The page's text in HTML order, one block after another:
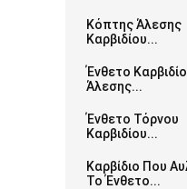
Κόπτης Άλεσης
Καρβιδίου...
Ένθετο
Άλεσης...
Ένθετο Τόρνου
Καρβιδίου...
Καρβίδιο Που
Το Ένθετο...